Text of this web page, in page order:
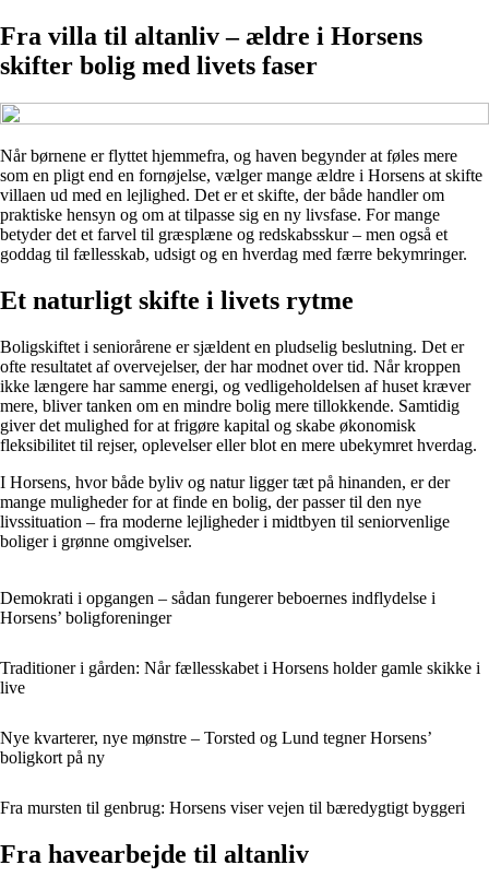
Fra villa til altanliv – ældre i Horsens
skifter bolig med livets faser
Når børnene er flyttet hjemmefra, og haven begynder at føles mere
som en pligt end en fornøjelse, vælger mange ældre i Horsens at skifte
villaen ud med en lejlighed. Det er et skifte, der både handler om
praktiske hensyn og om at tilpasse sig en ny livsfase. For mange
betyder det et farvel til græsplæne og redskabsskur – men også et
goddag til fællesskab, udsigt og en hverdag med færre bekymringer.
Et naturligt skifte i livets rytme
Boligskiftet i seniorårene er sjældent en pludselig beslutning. Det er
ofte resultatet af overvejelser, der har modnet over tid. Når kroppen
ikke længere har samme energi, og vedligeholdelsen af huset kræver
mere, bliver tanken om en mindre bolig mere tillokkende. Samtidig
giver det mulighed for at frigøre kapital og skabe økonomisk
fleksibilitet til rejser, oplevelser eller blot en mere ubekymret hverdag.
I Horsens, hvor både byliv og natur ligger tæt på hinanden, er der
mange muligheder for at finde en bolig, der passer til den nye
livssituation – fra moderne lejligheder i midtbyen til seniorvenlige
boliger i grønne omgivelser.
Demokrati i opgangen – sådan fungerer beboernes indflydelse i
Horsens’ boligforeninger
Traditioner i gården: Når fællesskabet i Horsens holder gamle skikke i
live
Nye kvarterer, nye mønstre – Torsted og Lund tegner Horsens’
boligkort på ny
Fra mursten til genbrug: Horsens viser vejen til bæredygtigt byggeri
Fra havearbejde til altanliv